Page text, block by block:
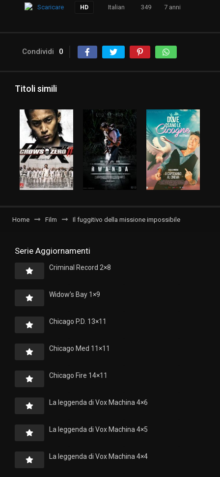
Scaricare HD Italian 349 7 anni
Condividi 0
Titoli simili
Home Film Il fuggitivo della missione impossibile
Serie Aggiornamenti
Criminal Record 2×8
Widow’s Bay 1×9
Chicago P.D. 13×11
Chicago Med 11×11
Chicago Fire 14×11
La leggenda di Vox Machina 4×6
La leggenda di Vox Machina 4×5
La leggenda di Vox Machina 4×4